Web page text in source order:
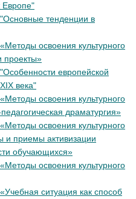
Европе"
тенденции в
освоения культурного
проекты»
европейской
века"
освоения культурного
драматургия»
освоения культурного
и приемы активизации
обучающихся»
освоения культурного
ситуация как способ